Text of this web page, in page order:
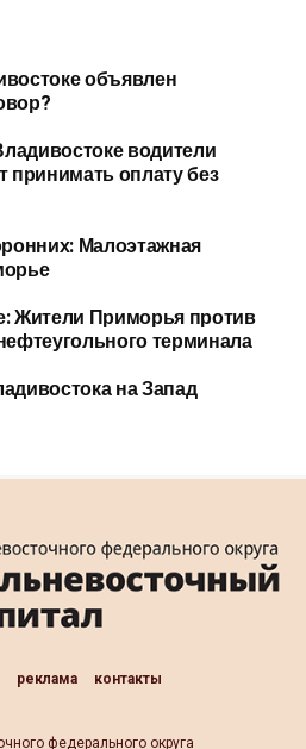
объявлен
водители
принимать оплату без
Малоэтажная
Жители Приморья против
терминала
на Запад
реклама контакты
федерального округа